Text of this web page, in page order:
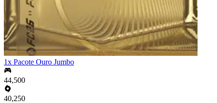
1x Pacote Ouro Jumbo
44,500
40,250